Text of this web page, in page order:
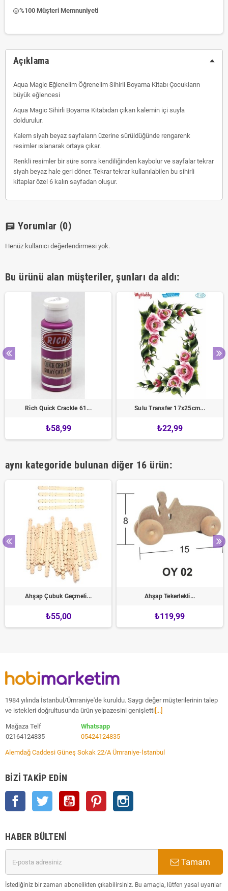
insert_emoticon%100 Müşteri Memnuniyeti
Açıklama
Aqua Magic Eğlenelim Öğrenelim Sihirli Boyama Kitabı Çocukların
büyük eğlencesi
Aqua Magic Sihirli Boyama Kitabıdan çıkan kalemin içi suyla
doldurulur.
Kalem siyah beyaz sayfaların üzerine sürüldüğünde rengarenk
resimler ıslanarak ortaya çıkar.
Renkli resimler bir süre sonra kendiliğinden kaybolur ve sayfalar tekrar
siyah beyaz hale geri döner. Tekrar tekrar kullanılabilen bu sihirli
kitaplar özel 6 kalın sayfadan oluşur.
chat Yorumlar (0)
Henüz kullanıcı değerlendirmesi yok.
Bu ürünü alan müşteriler, şunları da aldı:
Rich Quick Crackle 61...
₺58,99
Sulu Transfer 17x25cm...
₺22,99
aynı kategoride bulunan diğer 16 ürün:
Ahşap Çubuk Geçmeli...
₺55,00
Ahşap Tekerlekli...
₺119,99
1984 yılında İstanbul/Ümraniye'de kuruldu. Saygı değer müşterilerinin talep
ve istekleri doğrultusunda ürün yelpazesini genişletti [...]
Mağaza Telf
02164124835
Whatsapp
05424124835
Alemdağ Caddesi Güneş Sokak 22/A Ümraniye-İstanbul
BIZI TAKIP EDIN
Facebook Twitter YouTube Pinterest
HABER BÜLTENI
Tamam
İstediğiniz bir zaman abonelikten çıkabilirsiniz. Bu amaçla, lütfen yasal uyarılar